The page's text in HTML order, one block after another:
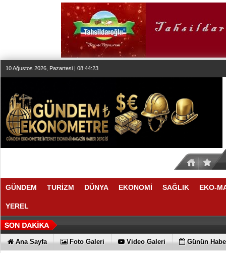
10 Ağustos 2026, Pazartesi | 08:44:24
GÜNDEM TURİZM DÜNYA EKONOMİ SAĞLIK EKO-
YEREL
Ana Sayfa Foto Galeri Video Galeri Günün